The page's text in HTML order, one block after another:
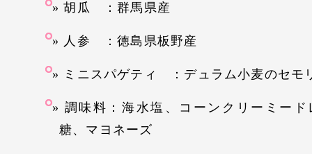
胡瓜 ：群馬県産
人参 ：徳島県板野産
ミニスパゲティ ：デュラム小麦のセモ
調味料：海水塩、コーンクリーミー
糖、マヨネーズ